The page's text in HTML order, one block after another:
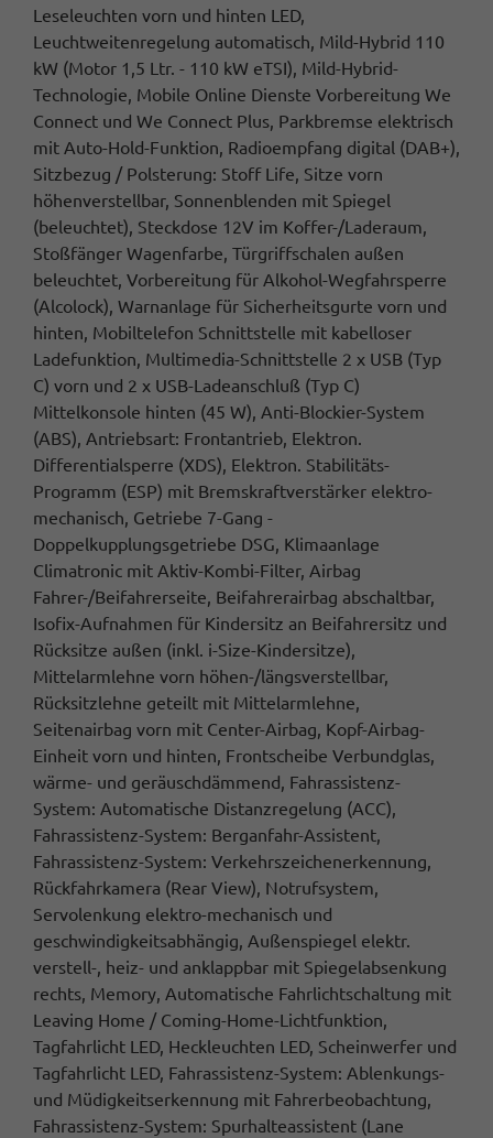
Leseleuchten vorn und hinten LED,
Leuchtweitenregelung automatisch, Mild-Hybrid 110
kW (Motor 1,5 Ltr. - 110 kW eTSI), Mild-Hybrid-
Technologie, Mobile Online Dienste Vorbereitung We
Connect und We Connect Plus, Parkbremse elektrisch
mit Auto-Hold-Funktion, Radioempfang digital (DAB+),
Sitzbezug / Polsterung: Stoff Life, Sitze vorn
höhenverstellbar, Sonnenblenden mit Spiegel
(beleuchtet), Steckdose 12V im Koffer-/Laderaum,
Stoßfänger Wagenfarbe, Türgriffschalen außen
beleuchtet, Vorbereitung für Alkohol-Wegfahrsperre
(Alcolock), Warnanlage für Sicherheitsgurte vorn und
hinten, Mobiltelefon Schnittstelle mit kabelloser
Ladefunktion, Multimedia-Schnittstelle 2 x USB (Typ
C) vorn und 2 x USB-Ladeanschluß (Typ C)
Mittelkonsole hinten (45 W), Anti-Blockier-System
(ABS), Antriebsart: Frontantrieb, Elektron.
Differentialsperre (XDS), Elektron. Stabilitäts-
Programm (ESP) mit Bremskraftverstärker elektro-
mechanisch, Getriebe 7-Gang -
Doppelkupplungsgetriebe DSG, Klimaanlage
Climatronic mit Aktiv-Kombi-Filter, Airbag
Fahrer-/Beifahrerseite, Beifahrerairbag abschaltbar,
Isofix-Aufnahmen für Kindersitz an Beifahrersitz und
Rücksitze außen (inkl. i-Size-Kindersitze),
Mittelarmlehne vorn höhen-/längsverstellbar,
Rücksitzlehne geteilt mit Mittelarmlehne,
Seitenairbag vorn mit Center-Airbag, Kopf-Airbag-
Einheit vorn und hinten, Frontscheibe Verbundglas,
wärme- und geräuschdämmend, Fahrassistenz-
System: Automatische Distanzregelung (ACC),
Fahrassistenz-System: Berganfahr-Assistent,
Fahrassistenz-System: Verkehrszeichenerkennung,
Rückfahrkamera (Rear View), Notrufsystem,
Servolenkung elektro-mechanisch und
geschwindigkeitsabhängig, Außenspiegel elektr.
verstell-, heiz- und anklappbar mit Spiegelabsenkung
rechts, Memory, Automatische Fahrlichtschaltung mit
Leaving Home / Coming-Home-Lichtfunktion,
Tagfahrlicht LED, Heckleuchten LED, Scheinwerfer und
Tagfahrlicht LED, Fahrassistenz-System: Ablenkungs-
und Müdigkeitserkennung mit Fahrerbeobachtung,
Fahrassistenz-System: Spurhalteassistent (Lane